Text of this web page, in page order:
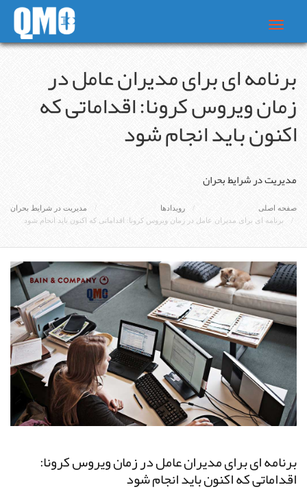
Toggle
برنامه ای برای مدیران عامل در
زمان ویروس کرونا: اقداماتی که
اکنون باید انجام شود
مدیریت در شرایط بحران
صفحه اصلی رویدادها
مدیریت در شرایط بحران
برنامه ای برای مدیران عامل در زمان ویروس کرونا: اقداماتی که اکنون باید انجام شود
برنامه ای برای مدیران عامل در زمان ویروس کرونا:
اقداماتی که اکنون باید انجام شود